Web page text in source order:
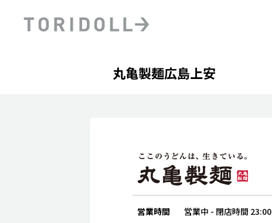
PRニュース
中長期経営計画
粟田社長が語るトリドールDX
DXビジョン2028
ライブラリ
ステークホルダーとの
コミュニケーション
丸亀製麺広島上安
営業時間 営業中 - 閉店時間 23:00